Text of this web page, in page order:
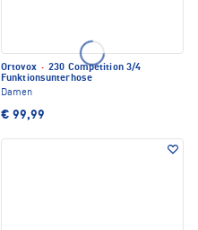
Ortovox · 230 Competition 3/4
Funktionsunterhose
Damen
€ 99,99